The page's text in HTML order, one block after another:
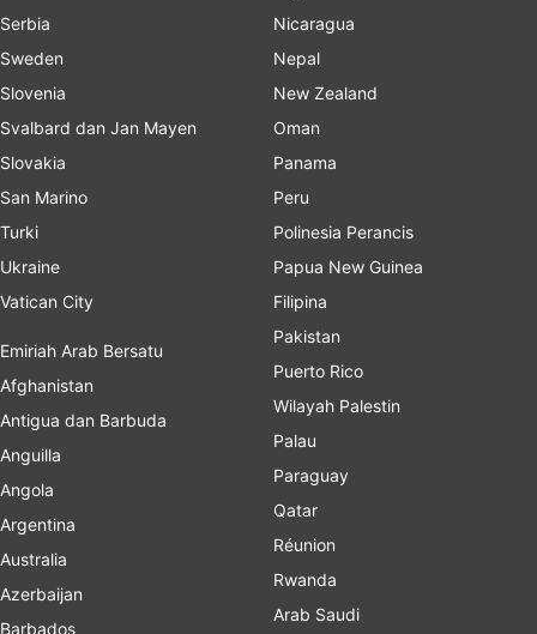
Serbia
Sweden
Slovenia
Svalbard dan Jan Mayen
Slovakia
San Marino
Turki
Ukraine
Vatican City
Emiriah Arab Bersatu
Afghanistan
Antigua dan Barbuda
Anguilla
Angola
Argentina
Australia
Azerbaijan
Barbados
Nicaragua
Nepal
New Zealand
Oman
Panama
Peru
Polinesia Perancis
Papua New Guinea
Filipina
Pakistan
Puerto Rico
Wilayah Palestin
Palau
Paraguay
Qatar
Réunion
Rwanda
Arab Saudi